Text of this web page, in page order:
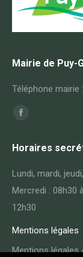
Mairie de Puy-
Téléphone mairie
Trouvez nous sur :
Horaires
Lundi, mardi,
Mercredi : 08h30
12h30
Mentions légales
Mentions légales